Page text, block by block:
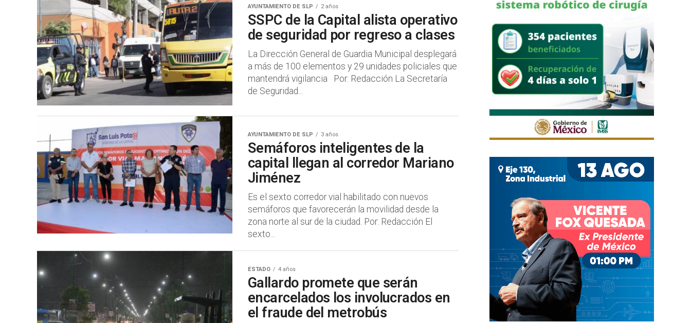
AYUNTAMIENTO DE SLP 2 años
SSPC de la Capital alista operativo
de seguridad por regreso a clases
La Dirección General de Guardia Municipal desplegará
a más de 100 elementos y 29 unidades policiales que
mantendrá vigilancia Por: Redacción La Secretaría
de Seguridad...
AYUNTAMIENTO DE SLP 3 años
Semáforos inteligentes de la
capital llegan al corredor Mariano
Jiménez
Es el sexto corredor vial habilitado con nuevos
semáforos que favorecerán la movilidad desde la
zona norte al sur de la ciudad. Por: Redacción El
sexto...
ESTADO 4 años
Gallardo promete que serán
encarcelados los involucrados en
el fraude del metrobús